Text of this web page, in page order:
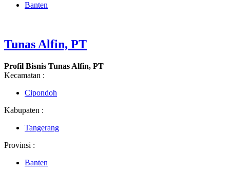
Banten
Tunas Alfin, PT
Profil Bisnis Tunas Alfin, PT
Kecamatan :
Cipondoh
Kabupaten :
Tangerang
Provinsi :
Banten